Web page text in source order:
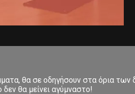
θα σε οδηγήσουν στα όρια
θα μείνει αγύμναστο!